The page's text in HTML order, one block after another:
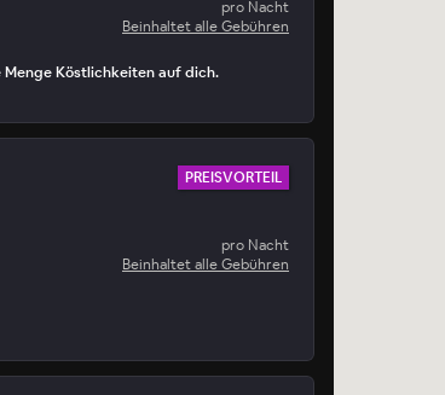
pro Nacht
Beinhaltet alle Gebühren
Köstlichkeiten auf dich.
PREISVORTEIL
pro Nacht
Beinhaltet alle Gebühren